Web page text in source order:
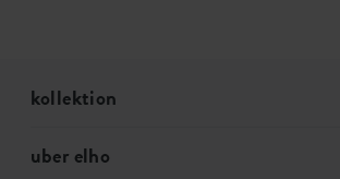
kollektion
uber elho